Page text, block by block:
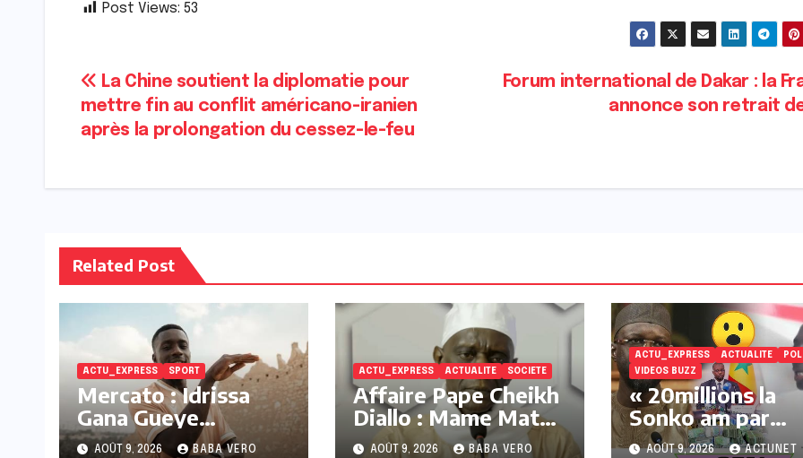
Post Views: 53
Navigation
de
Forum international de Dakar : la
annonce son retrait
La Chine soutient la diplomatie pour
mettre fin au conflit américano-iranien
après la prolongation du cessez-le-feu
Related Post
ACTU_EXPRESS SPORT
Mercato : Idrissa
Gana Gueye
s’engage avec Al-
AOÛT 9, 2026 BABA VERO
ACTU_EXPRESS ACTUALITE SOCIETE
Affaire Pape Cheikh
Diallo : Mame Matar
Guèye (Jamra)
AOÛT 9, 2026 BABA VERO
ACTU_EXPRESS ACTUALITE
VIDEOS BUZZ
« 20millions la
Sonko am par
jours » Omar
AOÛT 9, 2026 ACTUNET